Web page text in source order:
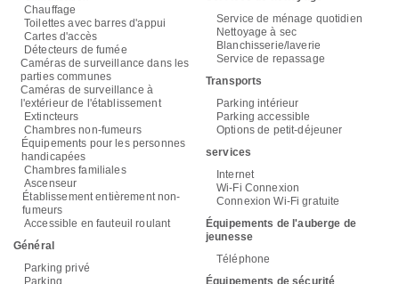
Chauffage
Toilettes avec barres d'appui
Cartes d'accès
Détecteurs de fumée
Caméras de surveillance dans les
parties communes
Caméras de surveillance à
l'extérieur de l'établissement
Extincteurs
Chambres non-fumeurs
Équipements pour les personnes
handicapées
Chambres familiales
Ascenseur
Établissement entièrement non-
fumeurs
Accessible en fauteuil roulant
Général
Parking privé
Service de ménage quotidien
Nettoyage à sec
Blanchisserie/laverie
Service de repassage
Transports
Parking intérieur
Parking accessible
Options de petit-déjeuner
services
Internet
Wi-Fi Connexion
Connexion Wi-Fi gratuite
Équipements de l'auberge de
jeunesse
Téléphone